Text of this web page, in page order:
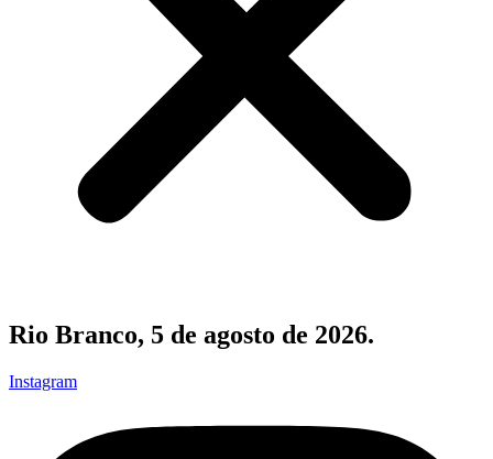
Rio Branco, 5 de agosto de 2026.
Instagram